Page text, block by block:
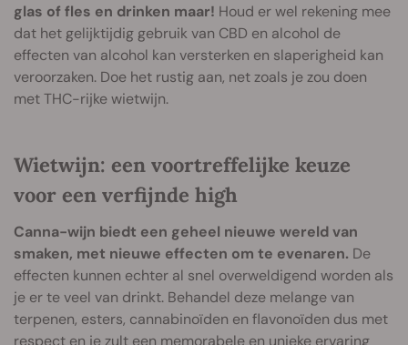
glas of fles en drinken maar! Houd er wel rekening mee
dat het gelijktijdig gebruik van CBD en alcohol de
effecten van alcohol kan versterken en slaperigheid kan
veroorzaken. Doe het rustig aan, net zoals je zou doen
met THC-rijke wietwijn.
Wietwijn: een voortreffelijke keuze
voor een verfijnde high
Canna-wijn biedt een geheel nieuwe wereld van
smaken, met nieuwe effecten om te evenaren. De
effecten kunnen echter al snel overweldigend worden als
je er te veel van drinkt. Behandel deze melange van
terpenen, esters, cannabinoïden en flavonoïden dus met
respect en je zult een memorabele en unieke ervaring